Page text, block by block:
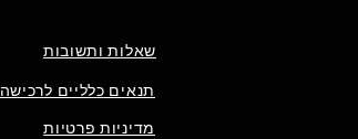
שאלות ותשובות
תנאים כלליים לרכישה
מדיניות פרטיות